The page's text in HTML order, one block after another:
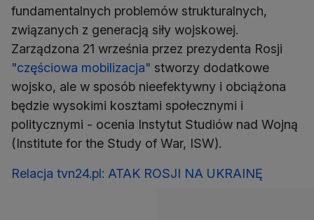
fundamentalnych problemów strukturalnych,
związanych z generacją siły wojskowej.
Zarządzona 21 września przez prezydenta Rosji
"częściowa mobilizacja" stworzy dodatkowe
wojsko, ale w sposób nieefektywny i obciążona
będzie wysokimi kosztami społecznymi i
politycznymi - ocenia Instytut Studiów nad Wojną
(Institute for the Study of War, ISW).
Relacja tvn24.pl: ATAK ROSJI NA UKRAINĘ